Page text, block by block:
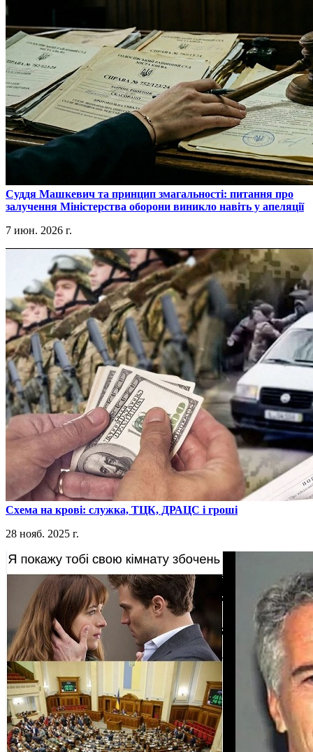
​Суддя Машкевич та принцип змагальності: питання про
залучення Міністерства оборони виникло навіть у апеляції
7 июн. 2026 г.
​Схема на крові: служка, ТЦК, ДРАЦС і гроші
28 нояб. 2025 г.